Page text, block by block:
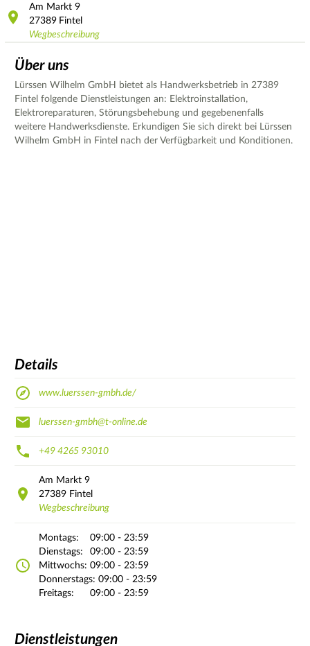
Am Markt 9
27389 Fintel
Wegbeschreibung
Über uns
Lürssen Wilhelm GmbH bietet als Handwerksbetrieb in 27389
Fintel folgende Dienstleistungen an: Elektroinstallation,
Elektroreparaturen, Störungsbehebung und gegebenenfalls
weitere Handwerksdienste. Erkundigen Sie sich direkt bei Lürssen
Wilhelm GmbH in Fintel nach der Verfügbarkeit und Konditionen.
Details
www.luerssen-gmbh.de/
luerssen-gmbh@t-online.de
+49 4265 93010
Am Markt 9
27389 Fintel
Wegbeschreibung
Montags:
09:00 - 23:59
Dienstags:
09:00 - 23:59
Mittwochs: 09:00 - 23:59
Donnerstags: 09:00 - 23:59
Freitags:
09:00 - 23:59
Dienstleistungen